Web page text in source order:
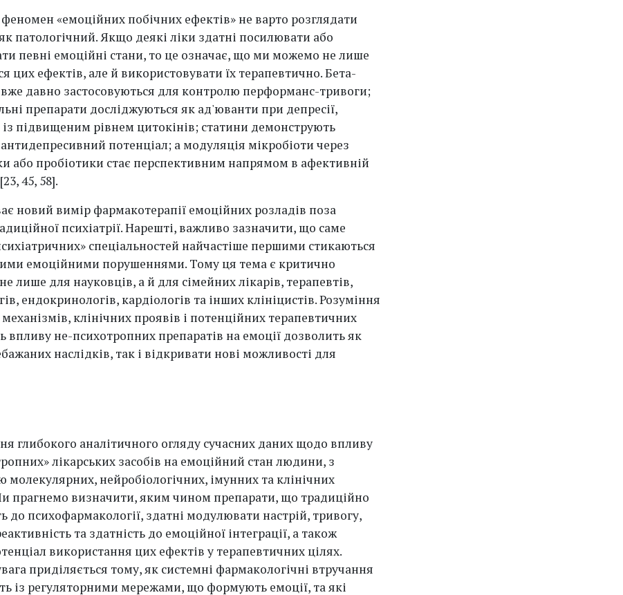
«емоційних побічних ефектів» не варто розглядати
патологічний. Якщо деякі ліки здатні посилювати або
певні емоційні стани, то це означає, що ми можемо не лише
цих ефектів, але й використовувати їх терапевтично. Бета-
давно застосовуються для контролю перформанс-тривоги;
препарати досліджуються як ад'юванти при депресії,
із підвищеним рівнем цитокінів; статини демонструють
потенціал; а модуляція мікробіоти через
або пробіотики стає перспективним напрямом в афективній
45, 58].
новий вимір фармакотерапії емоційних розладів поза
психіатрії. Нарешті, важливо зазначити, що саме
спеціальностей найчастіше першими стикаються
емоційними порушеннями. Тому ця тема є критично
лише для науковців, а й для сімейних лікарів, терапевтів,
ендокринологів, кардіологів та інших клініцистів. Розуміння
клінічних проявів і потенційних терапевтичних
впливу не-психотропних препаратів на емоції дозволить як
наслідків, так і відкривати нові можливості для
глибокого аналітичного огляду сучасних даних щодо впливу
лікарських засобів на емоційний стан людини, з
молекулярних, нейробіологічних, імунних та клінічних
прагнемо визначити, яким чином препарати, що традиційно
до психофармакології, здатні модулювати настрій, тривогу,
та здатність до емоційної інтеграції, а також
використання цих ефектів у терапевтичних цілях.
приділяється тому, як системні фармакологічні втручання
із регуляторними мережами, що формують емоції, та які